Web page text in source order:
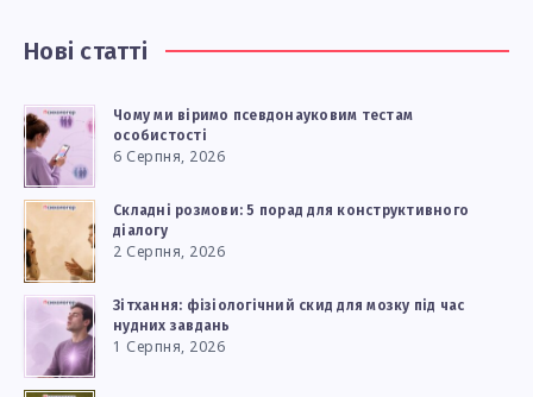
Нові статті
Чому ми віримо псевдонауковим тестам
особистості
6 Серпня, 2026
Складні розмови: 5 порад для конструктивного
діалогу
2 Серпня, 2026
Зітхання: фізіологічний скид для мозку під час
нудних завдань
1 Серпня, 2026